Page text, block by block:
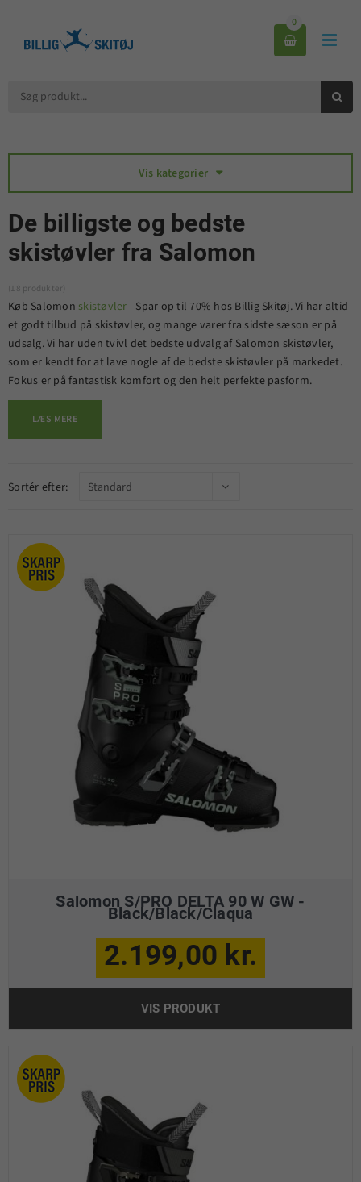


0

Vis kategorier 
De billigste og bedste
skistøvler fra Salomon
(18 produkter)
Køb Salomon skistøvler - Spar op til 70% hos Billig Skitøj. Vi har altid
et godt tilbud på skistøvler, og mange varer fra sidste sæson er på
udsalg. Vi har uden tvivl det bedste udvalg af Salomon skistøvler,
som er kendt for at lave nogle af de bedste skistøvler på markedet.
Fokus er på fantastisk komfort og den helt perfekte pasform.
LÆS MERE
Sortér efter:
Salomon S/PRO DELTA 90 W GW -
Black/Black/Claqua
2.199,00 kr.
VIS PRODUKT